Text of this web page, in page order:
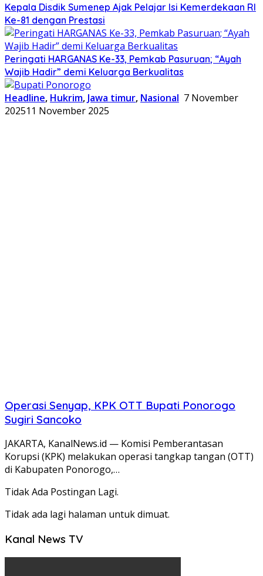
Kepala Disdik Sumenep Ajak Pelajar Isi Kemerdekaan RI
Ke-81 dengan Prestasi
Peringati HARGANAS Ke-33, Pemkab Pasuruan; “Ayah
Wajib Hadir” demi Keluarga Berkualitas
Headline, Hukrim, Jawa timur, Nasional 7 November
202511 November 2025
Operasi Senyap, KPK OTT Bupati Ponorogo
Sugiri Sancoko
JAKARTA, KanalNews.id — Komisi Pemberantasan
Korupsi (KPK) melakukan operasi tangkap tangan (OTT)
di Kabupaten Ponorogo,…
Tidak Ada Postingan Lagi.
Tidak ada lagi halaman untuk dimuat.
Kanal News TV